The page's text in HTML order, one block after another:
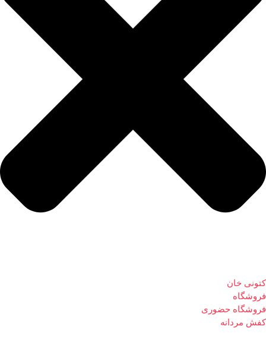
کتونی خان
فروشگاه
فروشگاه حضوری
کفش مردانه